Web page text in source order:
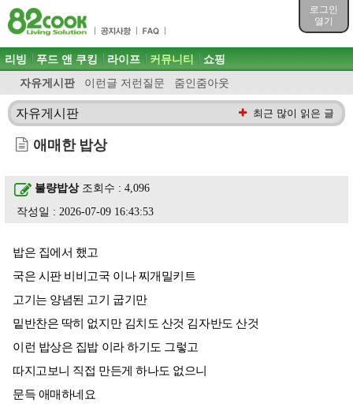
로그인
열기
목차
주메뉴 바로가기
컨텐츠 바로가기
검색 바로가기
로그인 바로가기
주메뉴
리빙 푸드 앤 쿠킹 라이프 커뮤니티
자유게시판 이런글 저런질문 줌인줌아웃
쇼핑
자유게시판 최근 많이 읽은 글
애매한 밥상
불량밥상조회수 : 4,096
작성일 : 2026-07-09 16:43:53
밥은 집에서 했고
국은 시판 비비고국 이나 찌개밀키트
고기는 양념된 고기 굽기만
밑반찬은 딱히 없지만 김치도 산것 김자반도 산것
이런 밥상은 집밥 이라 하기도 그렇고
따지고보니 직접 만든게 하나도 없으니
문득 애매하네요